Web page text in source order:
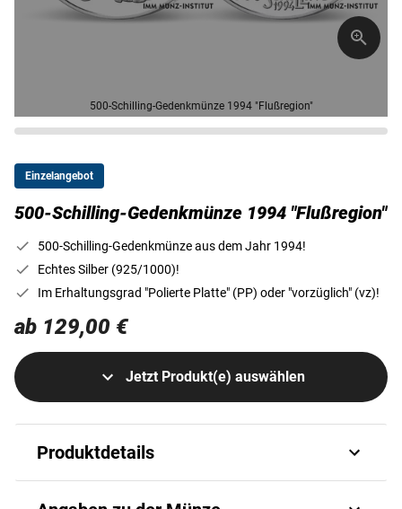
500-Schilling-Gedenkmünze 1994 "Flußregion"
Einzelangebot
500-Schilling-Gedenkmünze 1994 "Flußregion"
500-Schilling-Gedenkmünze aus dem Jahr 1994!
Echtes Silber (925/1000)!
Im Erhaltungsgrad "Polierte Platte" (PP) oder "vorzüglich" (vz)!
ab 129,00 €
Jetzt Produkt(e) auswählen
Produktdetails